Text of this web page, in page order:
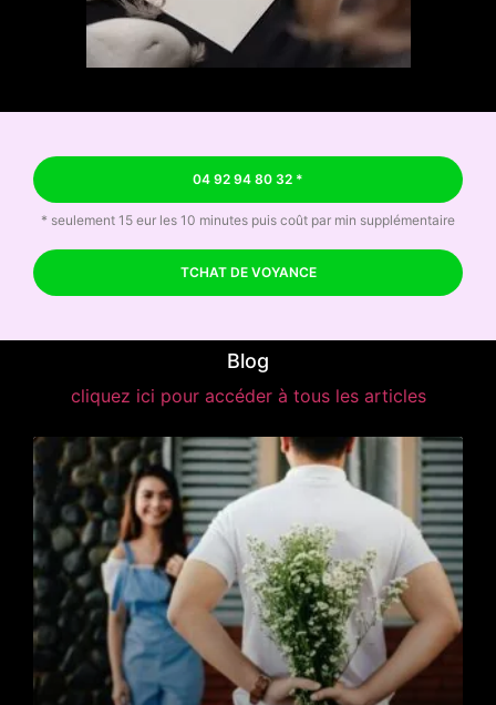
04 92 94 80 32 *
* seulement 15 eur les 10 minutes puis coût par min supplémentaire
TCHAT DE VOYANCE
Blog
cliquez ici pour accéder à tous les articles